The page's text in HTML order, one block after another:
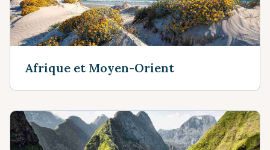
Afrique et Moyen-Orient